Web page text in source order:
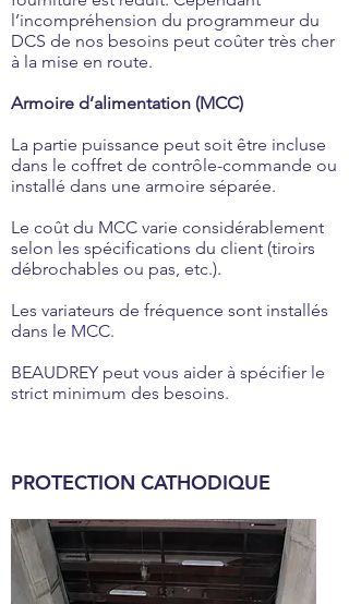
l’incompréhension du programmeur du
DCS de nos besoins peut coûter très cher
à la mise en route.
Armoire d’alimentation (MCC)
La partie puissance peut soit être incluse
dans le coffret de contrôle-commande ou
installé dans une armoire séparée.
Le coût du MCC varie considérablement
selon les spécifications du client (tiroirs
débrochables ou pas, etc.).
Les variateurs de fréquence sont installés
dans le MCC.
BEAUDREY peut vous aider à spécifier le
strict minimum des besoins.
PROTECTION CATHODIQUE